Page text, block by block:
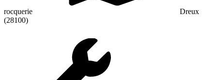
rocquerie
Dreux
(28100)